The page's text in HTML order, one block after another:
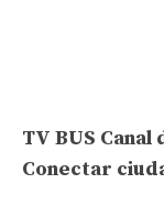
TV BUS
Conectar